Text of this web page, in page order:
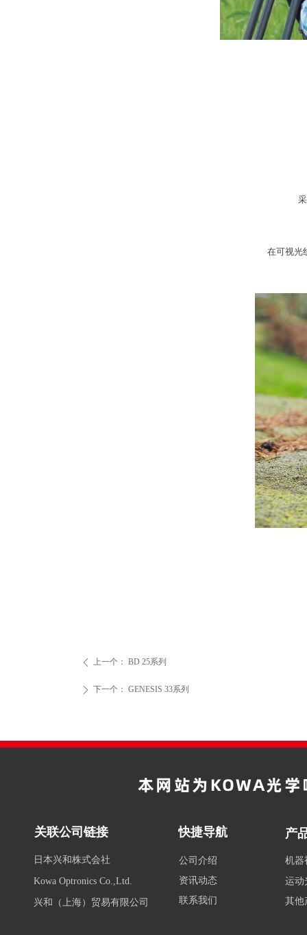
ꄴ 上一个： BD 25系列
ꄲ 下一个： GENESIS 33系列
在可视光
关联公司链接
日本兴和株式会社
Kowa Optronics Co.,Ltd.
兴和（上海）贸易有限公司
快捷导航
公司介绍
资讯动态
联系我们
机器
运动
其他
产
本网站为KOWA光